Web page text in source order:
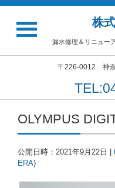
株
漏水修理＆リニュー
〒226-0012 神
OLYMPUS
公開日時： 2021年9月22日
ERA)